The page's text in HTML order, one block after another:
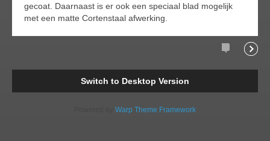
gecoat. Daarnaast is er ook een speciaal blad mogelijk
met een matte Cortenstaal afwerking.
Comments
Switch to Desktop Version
Warp Theme Framework